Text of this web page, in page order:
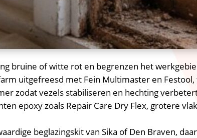
bruine of witte rot en begrenzen het
uitgefreesd met Fein Multimaster en
zodat vezels stabiliseren en hechting
epoxy zoals Repair Care Dry Flex, grotere
beglazingskit van Sika of Den Braven,